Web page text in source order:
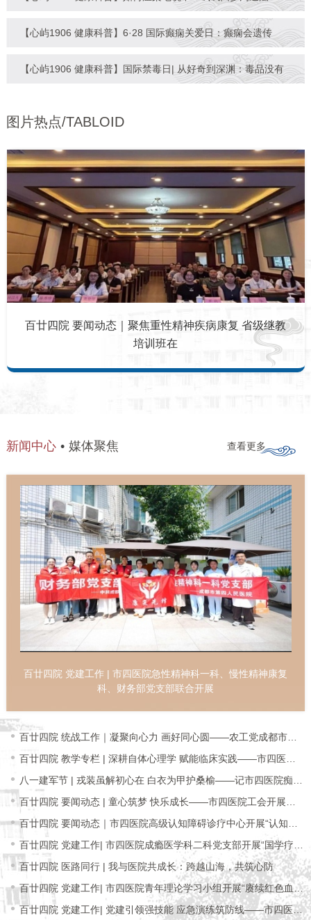
【心屿1906 健康科普】6·28 国际癫痫关爱日：癫痫会遗传
吗？父
【心屿1906 健康科普】国际禁毒日| 从好奇到深渊：毒品没有
图片热点/TABLOID
百廿四院 党建工作 | 守护
新闻中心 媒体聚焦 查看更多
百廿四院 党建工作 | 市四医院急性精神科一科、慢性精神康复
科、财务部党支部联合开展
百廿四院 统战工作｜凝聚向心力 画好同心圆——农工党成都市第
四人民医院
百廿四院 教学专栏 | 深耕自体心理学 赋能临床实践——市四医院
开展自体心
八一建军节 | 戎装虽解初心在 白衣为甲护桑榆——记市四医院痴呆
伴精神障
百廿四院 要闻动态 | 童心筑梦 快乐成长——市四医院工会开展第
四届职工子
百廿四院 要闻动态｜市四医院高级认知障碍诊疗中心开展“认知障
碍前沿非药
百廿四院 党建工作| 市四医院成瘾医学科二科党支部开展“国学疗
愈”主题党
百廿四院 医路同行 | 我与医院共成长：跨越山海，共筑心防
百廿四院 党建工作| 市四医院青年理论学习小组开展“赓续红色血
脉，践行医
百廿四院 党建工作| 党建引领强技能 应急演练筑防线——市四医院